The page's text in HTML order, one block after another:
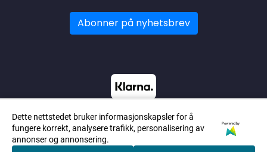
Abonner på nyhetsbrev
Dette nettstedet bruker informasjonskapsler for å
fungere korrekt, analysere trafikk, personalisering av
annonser og annonsering.
Powered by